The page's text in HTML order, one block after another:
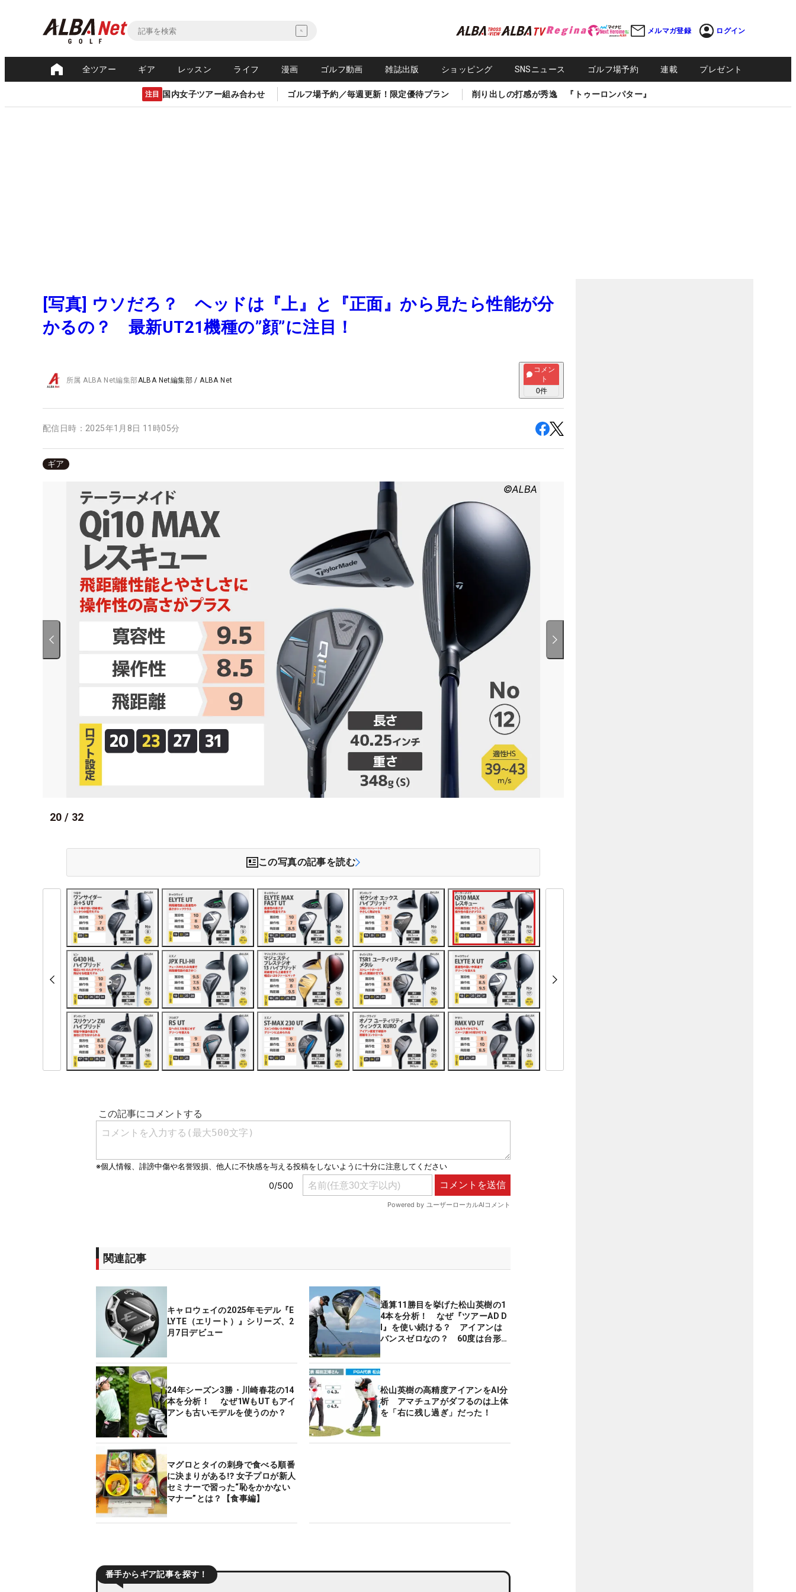
メルマガ登録 ログイン
全ツアー ギア レッスン ライフ 漫画 ゴルフ動画 雑誌出版 ショッピング SNSニュース ゴルフ場予約 連載 プレゼント
注目 国内女子ツアー組み合わせ ゴルフ場予約／毎週更新！限定優待プラン 削り出しの打感が秀逸 『トゥーロンパター』
[写真] ウソだろ？ ヘッドは『上』と『正面』から見たら性能が分
かるの？ 最新UT21機種の”顔”に注目！
所属ALBA Net編集部ALBA Net編集部 /ALBA Net
コメン
ト
0件
配信日時： 2025年1月8日 11時05分
ギア
20 / 32
この写真の記事を読む
関連記事
キャロウェイの2025年モデル『E
LYTE（エリート）』シリーズ、2
月7日デビュー
通算11勝目を挙げた松山英樹の1
4本を分析！ なぜ『ツアーAD D
I』を使い続ける？ アイアンは
バンスゼロなの？ 60度は台形ソ
24年シーズン3勝・川崎春花の14
本を分析！ なぜ1WもUTもアイ
アンも古いモデルを使うのか？
松山英樹の高精度アイアンをAI分
析 アマチュアがダフるのは上体
を「右に残し過ぎ」だった！
マグロとタイの刺身で食べる順番
に決まりがある⁉ 女子プロが新人
セミナーで習った“恥をかかない
マナー”とは？【食事編】
番手からギア記事を探す！